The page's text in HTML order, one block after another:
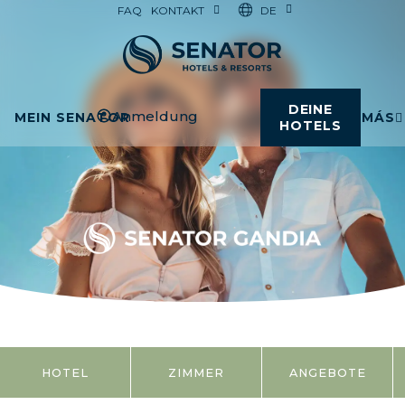
FAQ KONTAKT DE
MEIN SENATORAnmeldung
DEINE
HOTELS
MÁS
HOTEL ZIMMER ANGEBOTE